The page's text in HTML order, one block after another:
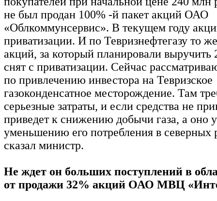
не был продан 100% -й пакет акций ОАО
«Облкоммунсервис». В текущем году
приватизации. И по Тевризнефтегазу то
акций, за который планировали выручить
снят с приватизации. Сейчас
по привлечению инвестора на Тевризское
газоконденсатное месторождение. Там
серьезные затраты, и если средства не
приведет к снижению добычи газа, а оно
уменьшению его потребления в
сказал министр.
Не ждет он больших поступлений в
от продажи 32% акций ОАО МВЦ